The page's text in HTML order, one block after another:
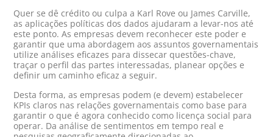
Quer se dê crédito ou culpa a Karl Rove ou James Carville,
as aplicações políticas dos dados ajudaram a levar-nos até
este ponto. As empresas devem reconhecer este poder e
garantir que uma abordagem aos assuntos governamentais
utilize análises eficazes para dissecar questões-chave,
traçar o perfil das partes interessadas, planear opções e
definir um caminho eficaz a seguir.
Desta forma, as empresas podem (e devem) estabelecer
KPIs claros nas relações governamentais como base para
garantir o que é agora conhecido como licença social para
operar. Da análise de sentimentos em tempo real e